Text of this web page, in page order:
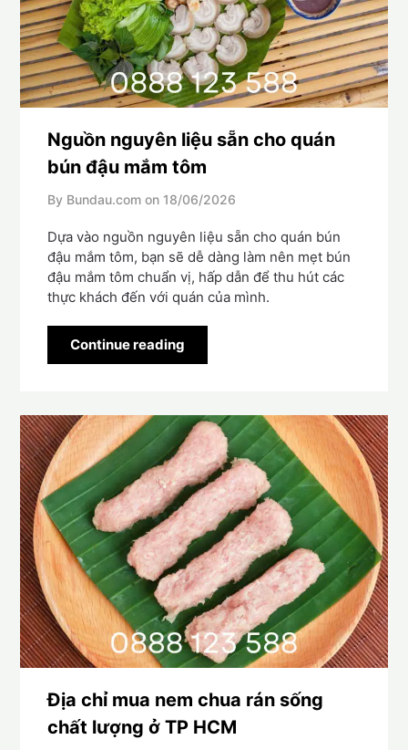
Nguồn nguyên liệu sẵn cho quán
bún đậu mắm tôm
By Bundau.com on 18/06/2026
Dựa vào nguồn nguyên liệu sẵn cho quán bún
đậu mắm tôm, bạn sẽ dễ dàng làm nên mẹt bún
đậu mắm tôm chuẩn vị, hấp dẫn để thu hút các
thực khách đến với quán của mình.
Continue reading
Địa chỉ mua nem chua rán sống
chất lượng ở TP HCM